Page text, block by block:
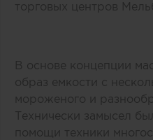
торговых центров
В основе концепции
образ емкости с
мороженого и
Технически замысел
помощи техники